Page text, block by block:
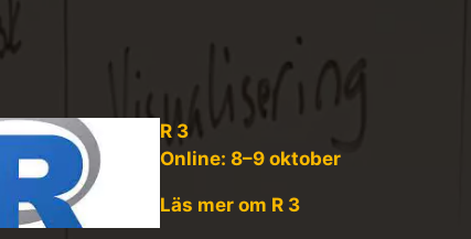
R 3
Online: 8–9 oktober
Läs mer om R 3